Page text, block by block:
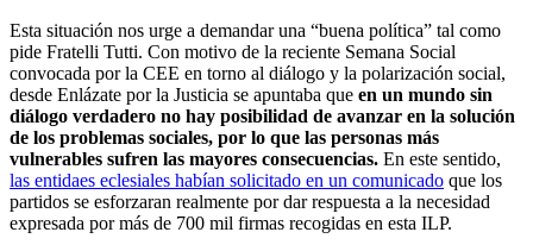
Esta situación nos urge a demandar una “buena política” tal como
pide Fratelli Tutti. Con motivo de la reciente Semana Social
convocada por la CEE en torno al diálogo y la polarización social,
desde Enlázate por la Justicia se apuntaba que en un mundo sin
diálogo verdadero no hay posibilidad de avanzar en la solución
de los problemas sociales, por lo que las personas más
vulnerables sufren las mayores consecuencias. En este sentido,
las entidaes eclesiales habían solicitado en un comunicado que los
partidos se esforzaran realmente por dar respuesta a la necesidad
expresada por más de 700 mil firmas recogidas en esta ILP.